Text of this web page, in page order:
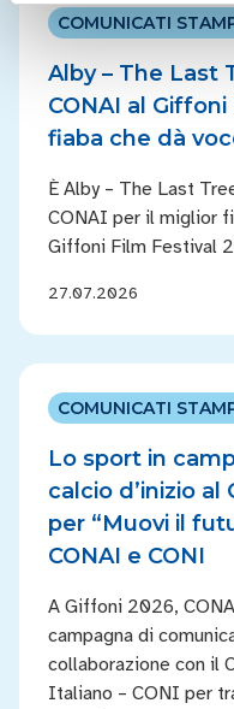
COMUNICATI
Alby – The Last
CONAI al
fiaba che dà
È Alby – The Last
CONAI per il miglior
Giffoni Film Festival
27.07.2026
COMUNICATI
Lo sport in
calcio d’inizio al
per “Muovi il
CONAI e CONI
A Giffoni 2026,
campagna di
collaborazione con il
Italiano – CONI per